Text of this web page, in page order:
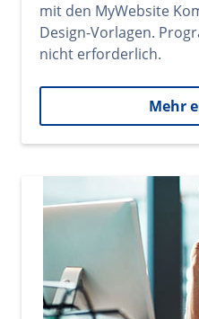
mit den MyWebsite
Design-Vorlagen.
nicht erforderlich.
Mehr